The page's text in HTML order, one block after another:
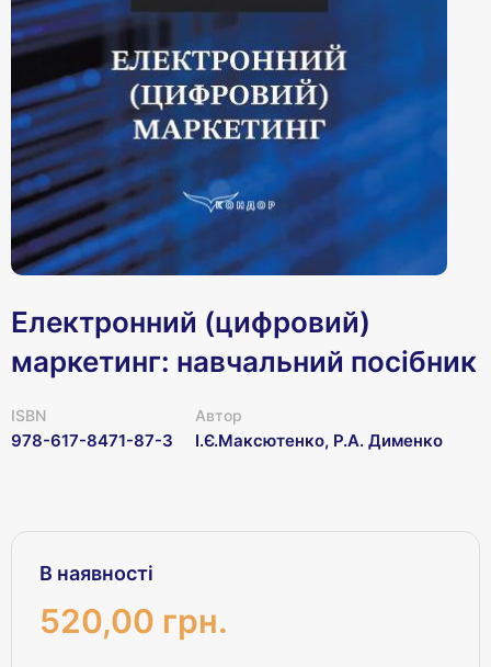
Електронний (цифровий)
маркетинг: навчальний посібник
ISBN
978-617-8471-87-3
Автор
І.Є.Максютенко, Р.А. Дименко
В наявності
520,00 грн.